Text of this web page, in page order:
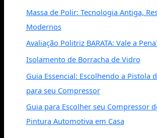
Massa de Polir: Tecnologia Antiga,
Modernos
Avaliação Politriz BARATA: Vale a
Isolamento de Borracha de Vidro
Guia Essencial: Escolhendo a Pistola
para seu Compressor
Guia para Escolher seu Compressor
Pintura Automotiva em Casa